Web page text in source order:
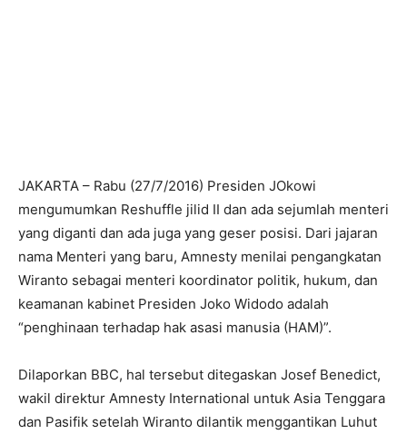
JAKARTA – Rabu (27/7/2016) Presiden JOkowi
mengumumkan Reshuffle jilid II dan ada sejumlah menteri
yang diganti dan ada juga yang geser posisi. Dari jajaran
nama Menteri yang baru, Amnesty menilai pengangkatan
Wiranto sebagai menteri koordinator politik, hukum, dan
keamanan kabinet Presiden Joko Widodo adalah
“penghinaan terhadap hak asasi manusia (HAM)”.
Dilaporkan BBC, hal tersebut ditegaskan Josef Benedict,
wakil direktur Amnesty International untuk Asia Tenggara
dan Pasifik setelah Wiranto dilantik menggantikan Luhut